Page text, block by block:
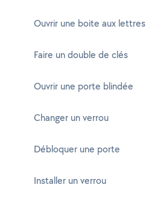
Ouvrir une boite aux lettres
Faire un double de clés
Ouvrir une porte blindée
Changer un verrou
Débloquer une porte
Installer un verrou